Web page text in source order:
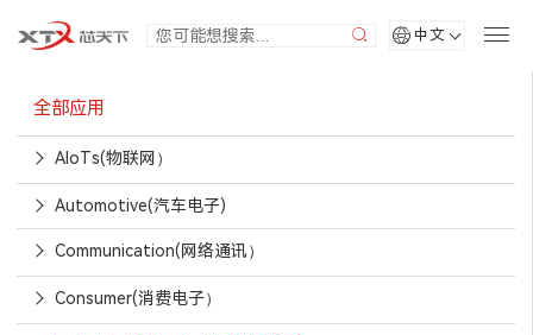
中文
全部应用
AIoTs(物联网）
Automotive(汽车电子)
Communication(网络通讯）
Consumer(消费电子）